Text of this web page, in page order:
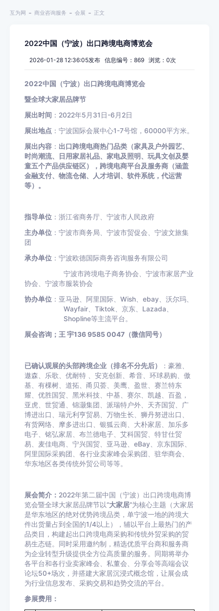
互为网 商业咨询服务 会展 正文
2022中国（宁波）出口跨境电商博览会
2026-01-28 12:36:05发布 信息编号：869 浏览： 0次
2022中国（宁波）出口跨境电商博览会
暨全球大家居品牌节
展出时间 ：2022年5 月 31 日 -6 月 2日
展出地点 ：宁波国际会展中心1-7号馆， 60000平方米。
展出内容 ： 出口跨境电商热门品类（家具及户外园艺、
时尚潮流、日用家居礼品、家电及照明、玩具文创及婴
童五个产品供应链区），跨境电商平台及服务商（涵盖
金融支付、物流仓储、人才培训、软件系统，代运营
等）。
指导单位 ：浙江省商务厅、宁波市人民政府
主办单位 ：宁波市商务局、宁波市贸促会、宁波文旅集
团
承办单位 ：宁波欧德国际商务咨询服务有限公司
宁波市跨境电子商务协会、宁波市家居产业
协会、宁波市服装协会
协办单位 ：亚马逊、阿里国际、 Wish ebay 、沃尔玛、
Wayfair 、Tiktok 、京东、 Lazada
Shopline等主流平台。
展会咨询； 王 宇136 9585 0047 （微信同号）
已确认观展的头部跨境企业（排名不分先后）
：豪雅、
遨森、乐歌、优耐特 、安克创新、希音、环球易购、傲
基、有棵树、道拓、甬贝荟、美鹰、盈世、赛兰特东
耀、优胜国贸、黑米科技、中基、赛尔、凯越、百盈，
亚虎、世贸通、锦灏集团、派瑞特户外、天齐国贸、广
博进出口、瑞元利亨贸易、万物生长、狮丹努进出口、
有货网络、摩多进出口、银狐云商、大朴家居、加乐多
电子、铭弘家居、布兰德电子、艾科国贸、特甘仕贸
易、麦佳电商、宁兴国贸、亚马逊、 eBay 、京东国际、
阿里国际采购团、各行业卖家峰会采购团、驻华商会、
华东地区各类传统外贸公司等等。
展会简介： 2022年第二届中国（宁波）出口跨境电商博
览会暨全球大家居品牌节以“大家居”为核心主题（大家居
是华东地区的绝对优势跨境品类，单宁波一地的跨境大
件出货量占到全国的1/4以上），辅以平台上最热门的产
品类目，构建起出口跨境电商采购和传统外贸采购的贸
易生态链。同时采用邀约制，精选优质平台商和服务商
为企业转型升级提供全方位高质量的服务。同期将举办
各平台和各行业卖家峰会、私董会、分享会等高端会议
论坛50+场次，并搭建大家居沉浸式概念馆，让展会成
为行业信息发布、采购交易和趋势交流的平台。
参展费用：